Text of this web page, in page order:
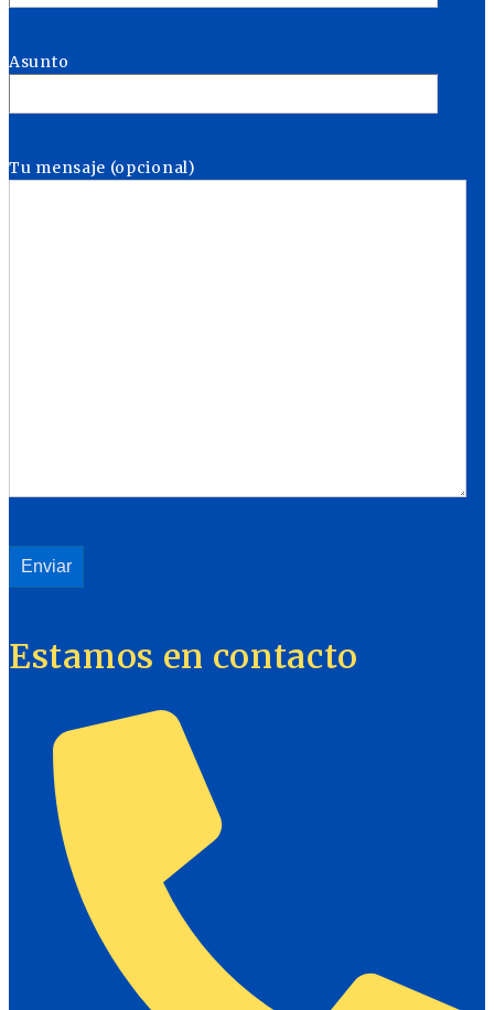
Asunto
Tu mensaje (opcional)
Estamos en contacto